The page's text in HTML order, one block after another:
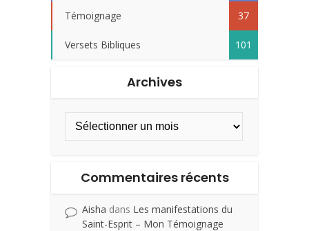
Témoignage 37
Versets Bibliques 101
Archives
Commentaires récents
Aisha dans Les manifestations du
Saint-Esprit – Mon Témoignage